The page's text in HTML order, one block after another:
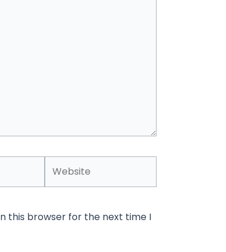
this browser for the next time I